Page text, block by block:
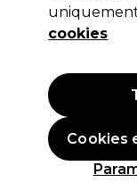
(0)
11,30 €Hors
uniquement
cookies
Cookies